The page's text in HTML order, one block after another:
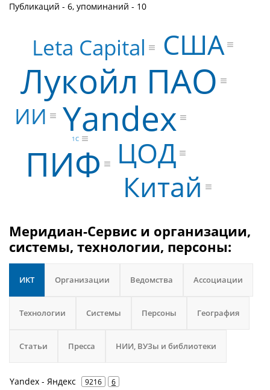
Публикаций - 6, упоминаний - 10
Yandex
Лукойл ПАО
ПИФ ЦОД
Китай
США
Leta Capital
ИИ
1С
Меридиан-Сервис и организации,
системы, технологии, персоны:
ИКТ Организации Ведомства Ассоциации
Технологии Системы Персоны География
Статьи Пресса НИИ, ВУЗы и библиотеки
Yandex - Яндекс 9216 6